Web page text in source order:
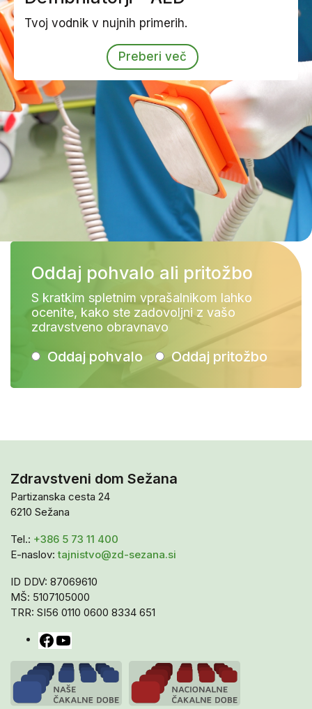
Tvoj vodnik v nujnih primerih.
Preberi več
Oddaj pohvalo ali pritožbo
S kratkim spletnim vprašalnikom lahko
ocenite, kako ste zadovoljni z vašo
zdravstveno obravnavo
Oddaj pohvalo Oddaj pritožbo
Zdravstveni dom Sežana
Partizanska cesta 24
6210 Sežana
Tel.: +386 5 73 11 400
E-naslov:tajnistvo@zd-sezana.si
ID DDV: 87069610
MŠ: 5107105000
TRR: SI56 0110 0600 8334 651
Facebook